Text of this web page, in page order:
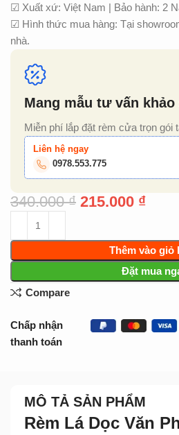
☑ Xuất xứ: Việt Nam | Bảo hành: 2
☑ Hình thức mua hàng: Tại
nhà.
Mang mẫu tư vấn
Miễn phí lắp đặt rèm cửa trọn gói
Liên hệ ngay
0978.553.775
340.000₫ 215.000 ₫
Thêm vào giỏ
Đặt mua
Compare
Chấp nhận
thanh toán
MÔ TẢ SẢN PHẨM
Rèm Lá Dọc Văn